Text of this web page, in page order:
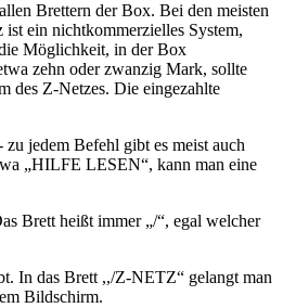
Brettern der Box. Bei den meisten
ein nichtkommerzielles System,
Möglichkeit, in der Box
zehn oder zwanzig Mark, sollte
des Z-Netzes. Die eingezahlte
jedem Befehl gibt es meist auch
„HILFE LESEN“, kann man eine
Brett heißt immer „/“, egal welcher
In das Brett ,,/Z-NETZ“ gelangt man
Bildschirm.